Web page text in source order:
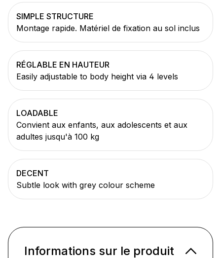
SIMPLE STRUCTURE
Montage rapide. Matériel de fixation au sol inclus
RÉGLABLE EN HAUTEUR
Easily adjustable to body height via 4 levels
LOADABLE
Convient aux enfants, aux adolescents et aux
adultes jusqu'à 100 kg
DECENT
Subtle look with grey colour scheme
Informations sur le produit